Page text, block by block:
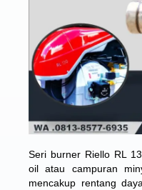
Seri burner Riello RL
oil atau campuran
mencakup rentang